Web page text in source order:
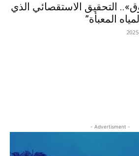
التحقيق الاستقصائي الذي
المعبأة”
- Advertisment -